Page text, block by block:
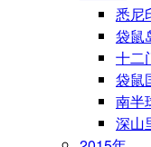
悉尼
袋鼠
十二
袋鼠
南半
深山